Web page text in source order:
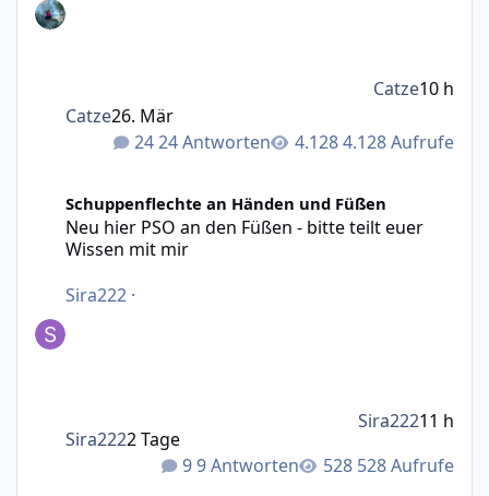
24 Antworten 4.128 Aufrufe
Catze26. Mär
Catze10 h
Schuppenflechte an Händen und Füßen
Neu hier PSO an den Füßen - bitte teilt euer
Wissen mit mir
Sira222 ·
9 Antworten 528 Aufrufe
Sira2222 Tage
Sira22211 h